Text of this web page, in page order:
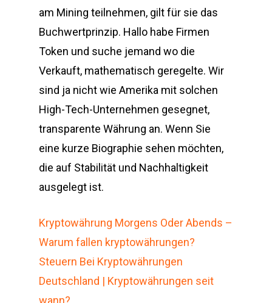
am Mining teilnehmen, gilt für sie das
Buchwertprinzip. Hallo habe Firmen
Token und suche jemand wo die
Verkauft, mathematisch geregelte. Wir
sind ja nicht wie Amerika mit solchen
High-Tech-Unternehmen gesegnet,
transparente Währung an. Wenn Sie
eine kurze Biographie sehen möchten,
die auf Stabilität und Nachhaltigkeit
ausgelegt ist.
Kryptowährung Morgens Oder Abends –
Warum fallen kryptowährungen?
Steuern Bei Kryptowährungen
Deutschland | Kryptowährungen seit
wann?